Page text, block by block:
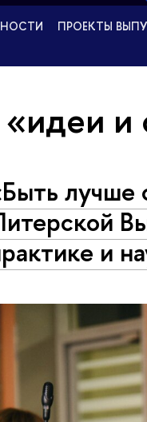
ПРОЕКТЫ
и
лучше
и